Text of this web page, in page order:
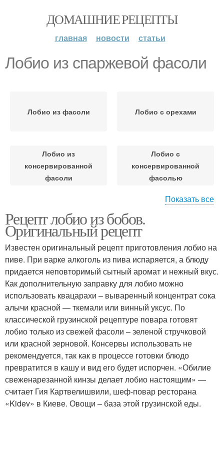
ДОМАШНИЕ РЕЦЕПТЫ
главная новости статьи
Лобио из спаржевой фасоли
Лобио из фасоли Лобио с орехами
Лобио из
консервированной
фасоли
Лобио с
консервированной
фасолью
Лобио с курицей Блюда из фасоли
Рецепты с фасолью Лобио с сельдереем
Лобио из стручковой
фасоли
Лобио с мясом
Лобио из белой
Показать все
Рецепт лобио из бобов.
Оригинальный рецепт
Известен оригинальный рецепт приготовления лобио на
пиве. При варке алкоголь из пива испаряется, а блюду
придается неповторимый сытный аромат и нежный вкус.
Как дополнительную заправку для лобио можно
использовать квацарахи – вываренный концентрат сока
алычи красной — ткемали или винный уксус. По
классической грузинской рецептуре повара готовят
лобио только из свежей фасоли – зеленой стручковой
или красной зерновой. Консервы использовать не
рекомендуется, так как в процессе готовки блюдо
превратится в кашу и вид его будет испорчен. «Обилие
свеженарезанной кинзы делает лобио настоящим» —
считает Гия Картвелишвили, шеф-повар ресторана
«Kidev» в Киеве. Овощи – база этой грузинской еды.